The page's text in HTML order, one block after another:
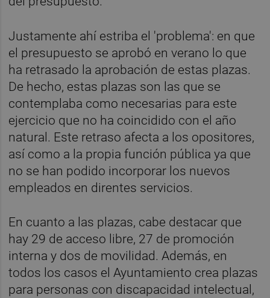
Justamente ahí estriba el 'problema': en que
el presupuesto se aprobó en verano lo que
ha retrasado la aprobación de estas plazas.
De hecho, estas plazas son las que se
contemplaba como necesarias para este
ejercicio que no ha coincidido con el año
natural. Este retraso afecta a los opositores,
así como a la propia función pública ya que
no se han podido incorporar los nuevos
empleados en direntes servicios.
En cuanto a las plazas, cabe destacar que
hay 29 de acceso libre, 27 de promoción
interna y dos de movilidad. Además, en
todos los casos el Ayuntamiento crea plazas
para personas con discapacidad intelectual,